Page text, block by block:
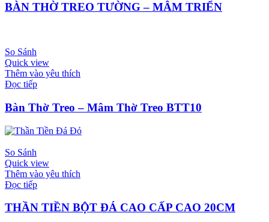
BÀN THỜ TREO TƯỜNG – MÂM TRIỂN
So Sánh
Quick view
Thêm vào yêu thích
Đọc tiếp
Bàn Thờ Treo – Mâm Thờ Treo BTT10
So Sánh
Quick view
Thêm vào yêu thích
Đọc tiếp
THẦN TIỀN BỘT ĐÁ CAO CẤP CAO 20CM